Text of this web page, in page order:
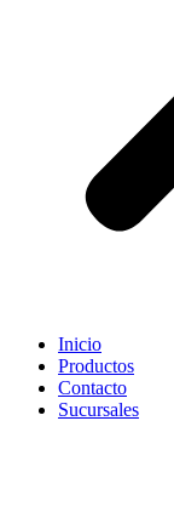
Inicio
Productos
Contacto
Sucursales